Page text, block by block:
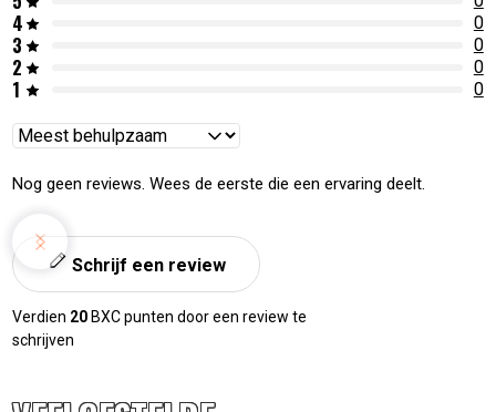
4 0
3 0
2 0
1 0
Reviews
Nog geen reviews. Wees de eerste die een ervaring deelt.
Schrijf een review
Verdien 20 BXC punten door een review te
schrijven